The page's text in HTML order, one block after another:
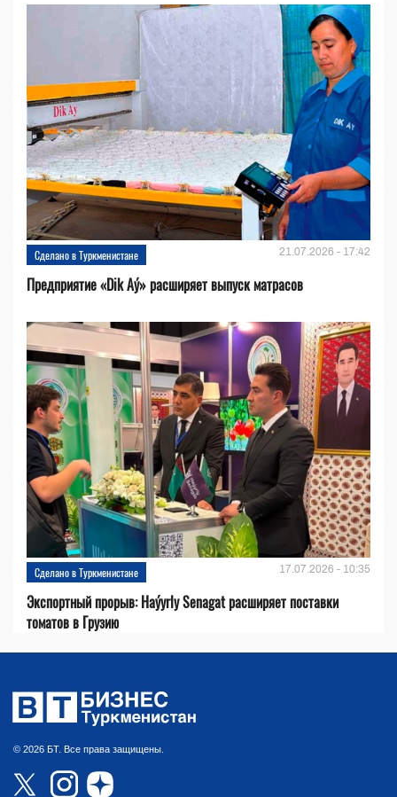
Сделано в Туркменистане 21.07.2026 - 17:42
Предприятие «Dik Aý» расширяет выпуск матрасов
Сделано в Туркменистане 17.07.2026 - 10:35
Экспортный прорыв: Haýyrly Senagat расширяет поставки
томатов в Грузию
© 2026 БТ. Все права защищены.